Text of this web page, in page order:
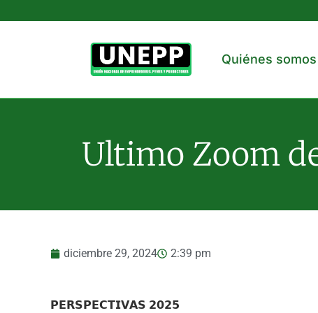
Quiénes somos
Ultimo Zoom
diciembre 29, 2024 2:39 pm
𝗣𝗘𝗥𝗦𝗣𝗘𝗖𝗧𝗜𝗩𝗔𝗦 𝟮𝟬𝟮𝟱